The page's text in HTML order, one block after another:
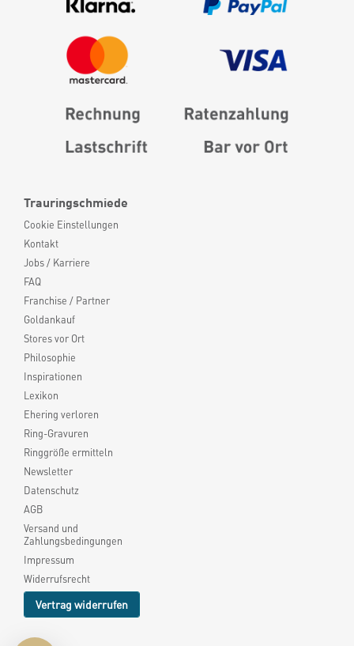
Trauringschmiede
Cookie Einstellungen
Kontakt
Jobs / Karriere
FAQ
Franchise / Partner
Goldankauf
Stores vor Ort
Philosophie
Inspirationen
Lexikon
Ehering verloren
Ring-Gravuren
Ringgröße ermitteln
Newsletter
Datenschutz
AGB
Versand und
Zahlungsbedingungen
Impressum
Widerrufsrecht
Vertrag widerrufen